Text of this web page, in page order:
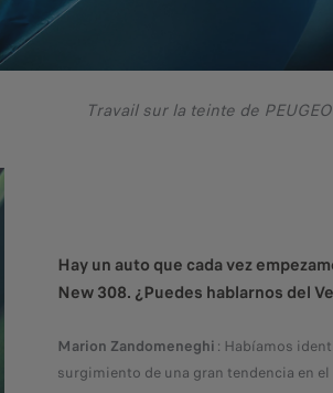
Travail sur la teinte de
Hay un auto que cada vez
New 308. ¿Puedes hablarnos del
Marion Zandomeneghi : Habíamos
surgimiento de una gran tendencia en